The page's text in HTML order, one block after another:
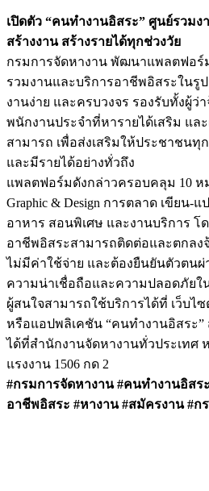
เปิดตัว “คนทำงานอิสระ” ศูนย์รวม
สร้างงาน สร้างรายได้ทุกช่วงวัย
กรมการจัดหางาน พัฒนาแพลตฟอร์
รวมงานและบริการอาชีพอิสระใน
งานง่าย และครบวงจร รองรับทั้งผู้ว่
พนักงานประจำที่หารายได้เสริม แล
สามารถ เพื่อส่งเสริมให้ประชาชนทุ
และมีรายได้อย่างทั่วถึง
แพลตฟอร์มดังกล่าวครอบคลุม 10
Graphic & Design การตลาด เขียน-
อาหาร สอนพิเศษ และงานบริการ โ
อาชีพอิสระสามารถติดต่อและตกลง
ไม่มีค่าใช้จ่าย และต้องยืนยันตัวตนผ่
ความน่าเชื่อถือและความปลอดภัยใ
ผู้สนใจสามารถใช้บริการได้ที่ เว็บไซ
หรือ​แอปพลิเคชัน “คนทำงานอิสระ”
ได้ที่สำนักงานจัดหางานทั่วประเทศ
แรงงาน 1506 กด 2
#กรมการจัดหางาน #คนทำงานอิสร
อาชีพอิสระ #หางาน #สมัครงาน #ก